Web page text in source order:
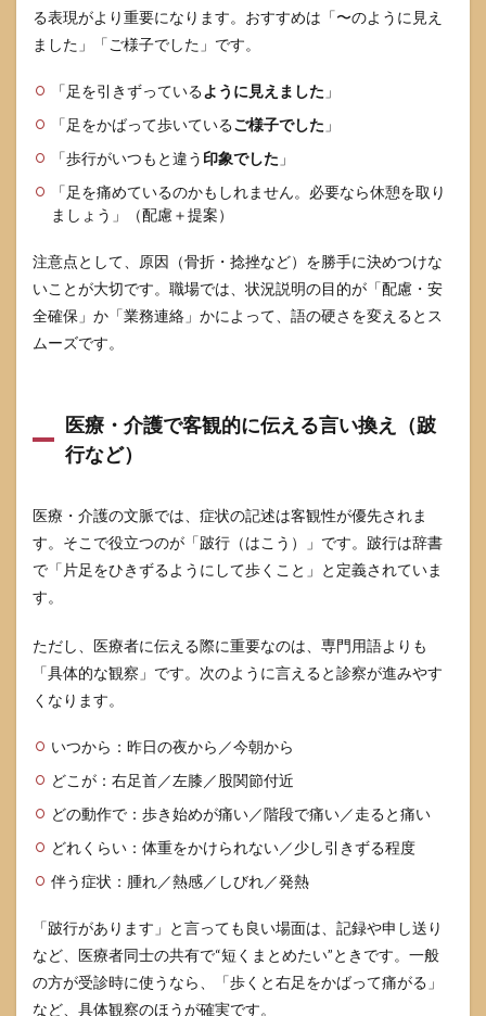
え」
が最
5.2
どう
も引
必要
な場
の“安
ッケ
ージ”
5.3
聞か
れた
とき
の説
（家
庭・
教育
現
英語
では
どう
表現
か
外向
信の
言い
換
え）
すぐ
使え
る例
文
る表現がより重要になります。おすすめは「〜のように見え
ました」「ご様子でした」です。
「足を引きずっているように見えました 」
「足をかばって歩いているご様子でした 」
「歩行がいつもと違う 印象でした 」
「足を痛めているのかもしれません。必要なら休憩を取り
ましょう」（配慮＋提案）
注意点として、原因（骨折・捻挫など）を勝手に決めつけな
いことが大切です。職場では、状況説明の目的が「配慮・安
全確保」か「業務連絡」かによって、語の硬さを変えるとス
ムーズです。
医療・介護で客観的に伝える言い換え（跛
行など）
医療・介護の文脈では、症状の記述は客観性が優先されま
す。そこで役立つのが「跛行（はこう）」です。跛行は辞書
で「片足をひきずるようにして歩くこと」と定義されていま
す。
ただし、医療者に伝える際に重要なのは、専門用語よりも
「具体的な観察」です。次のように言えると診察が進みやす
くなります。
いつから：昨日の夜から／今朝から
どこが：右足首／左膝／股関節付近
どの動作で：歩き始めが痛い／階段で痛い／走ると痛い
どれくらい：体重をかけられない／少し引きずる程度
伴う症状：腫れ／熱感／しびれ／発熱
「跛行があります」と言っても良い場面は、記録や申し送り
など、医療者同士の共有で“短くまとめたい”ときです。一般
の方が受診時に使うなら、「歩くと右足をかばって痛がる」
など、具体観察のほうが確実です。